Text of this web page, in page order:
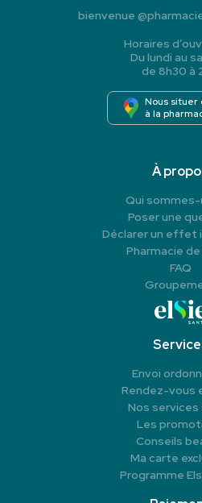
bienvenue @
Horaires
Du lundi au
de 8h30 à
Nous situer
à la
À
Qui sommes-
Poser une
Déclarer un effet
Pharmacie
FAQ
Envoi
Rendez-vous
Nos services
Les
Conseils
Ma carte
Programme